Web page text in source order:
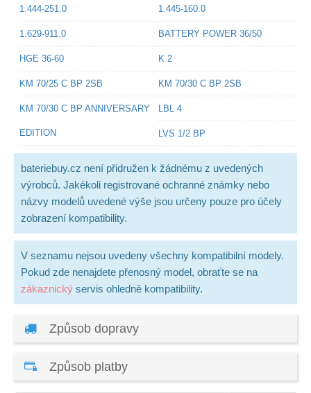
1.444-251.0 1.445-160.0
1.629-911.0 BATTERY POWER 36/50
HGE 36-60 K 2
KM 70/25 C BP 2SB KM 70/30 C BP 2SB
KM 70/30 C BP ANNIVERSARY
EDITION
LBL 4
LVS 1/2 BP
bateriebuy.cz není přidružen k žádnému z uvedených
výrobců. Jakékoli registrované ochranné známky nebo
názvy modelů uvedené výše jsou určeny pouze pro účely
zobrazení kompatibility.
V seznamu nejsou uvedeny všechny kompatibilní modely.
Pokud zde nenajdete přenosný model, obraťte se na
zákaznický servis ohledně kompatibility.
Způsob dopravy
Způsob platby